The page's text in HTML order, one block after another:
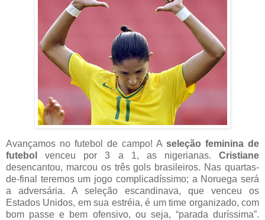
Avançamos no futebol de campo! A seleção feminina de
futebol
venceu por 3 a 1, as nigerianas. Cristiane
desencantou, marcou os três gols brasileiros. Nas quartas-
de-final teremos um jogo complicadíssimo; a Noruega será
a adversária. A seleção escandinava, que venceu os
Estados Unidos, em sua estréia, é um time organizado, com
bom passe e bem ofensivo, ou seja, “parada duríssima”.